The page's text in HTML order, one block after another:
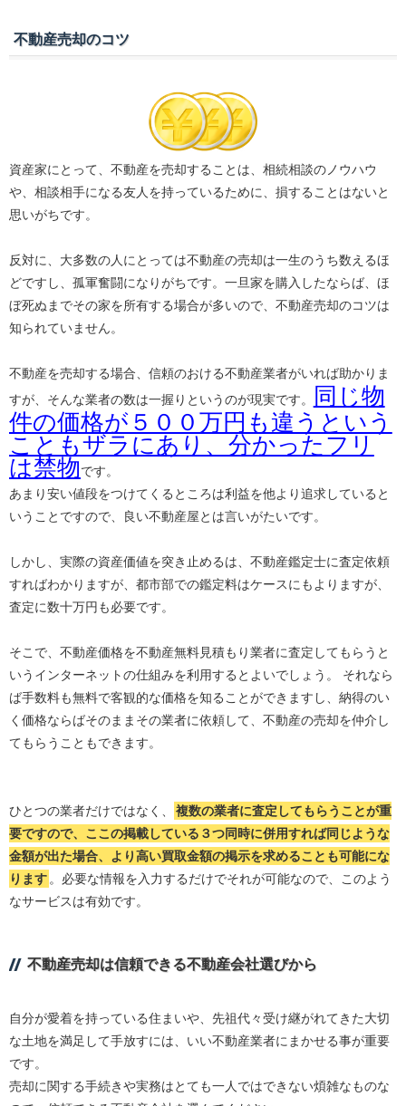
不動産売却のコツ
資産家にとって、不動産を売却することは、相続相談のノウハウ
や、相談相手になる友人を持っているために、損することはないと
思いがちです。
反対に、大多数の人にとっては不動産の売却は一生のうち数えるほ
どですし、孤軍奮闘になりがちです。一旦家を購入したならば、ほ
ぼ死ぬまでその家を所有する場合が多いので、不動産売却のコツは
知られていません。
不動産を売却する場合、信頼のおける不動産業者がいれば助かりま
すが、そんな業者の数は一握りというのが現実です。
同じ物
件の価格が５００万円も違うという
こともザラにあり、分かったフリ
は禁物です。
あまり安い値段をつけてくるところは利益を他より追求していると
いうことですので、良い不動産屋とは言いがたいです。
しかし、実際の資産価値を突き止めるは、不動産鑑定士に査定依頼
すればわかりますが、都市部での鑑定料はケースにもよりますが、
査定に数十万円も必要です。
そこで、不動産価格を不動産無料見積もり業者に査定してもらうと
いうインターネットの仕組みを利用するとよいでしょう。 それなら
ば手数料も無料で客観的な価格を知ることができますし、納得のい
く価格ならばそのままその業者に依頼して、不動産の売却を仲介し
てもらうこともできます。
ひとつの業者だけではなく、
複数の業者に査定してもらうことが重
要ですので、ここの掲載している３つ同時に併用すれば同じような
金額が出た場合、より高い買取金額の掲示を求めることも可能にな
ります 。必要な情報を入力するだけでそれが可能なので、このよう
なサービスは有効です。
不動産売却は信頼できる不動産会社選びから
自分が愛着を持っている住まいや、先祖代々受け継がれてきた大切
な土地を満足して手放すには、いい不動産業者にまかせる事が重要
です。
売却に関する手続きや実務はとても一人ではできない煩雑なものな